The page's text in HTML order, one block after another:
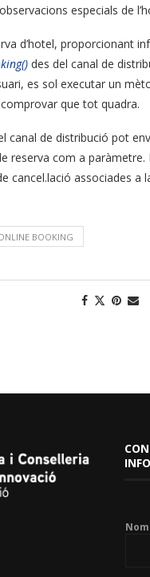
especials de
d’hotel, proporcionant
des del canal de
es sol executar un
que tot quadra.
canal de distribució pot
reserva com a
cancel.lació associades a
BOOKING